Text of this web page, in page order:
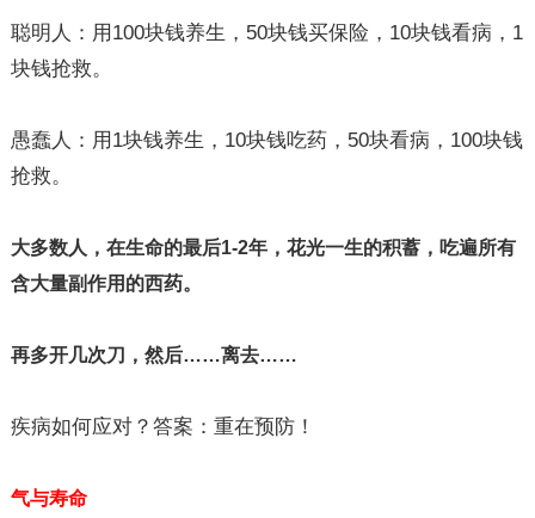
聪明人：用100块钱养生，50块钱买保险，10块钱看病，1
块钱抢救。
愚蠢人：用1块钱养生，10块钱吃药，50块看病，100块钱
抢救。
大多数人，在生命的最后1-2年，花光一生的积蓄，吃遍所有
含大量副作用的西药。
再多开几次刀，然后……离去……
疾病如何应对？答案：重在预防！
气与寿命